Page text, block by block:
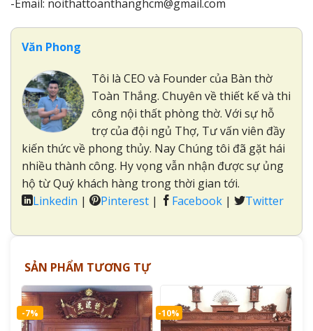
-Email: noithattoanthanghcm@gmail.com
Văn Phong
Tôi là CEO và Founder của Bàn thờ
Toàn Thắng. Chuyên về thiết kế và thi
công nội thất phòng thờ. Với sự hỗ
trợ của đội ngủ Thợ, Tư vấn viên đầy
kiến thức về phong thủy. Nay Chúng tôi đã gặt hái
nhiều thành công. Hy vọng vẫn nhận được sự ủng
hộ từ Quý khách hàng trong thời gian tới.
Linkedin | Pinterest | Facebook | Twitter
SẢN PHẨM TƯƠNG TỰ
-7% -10%